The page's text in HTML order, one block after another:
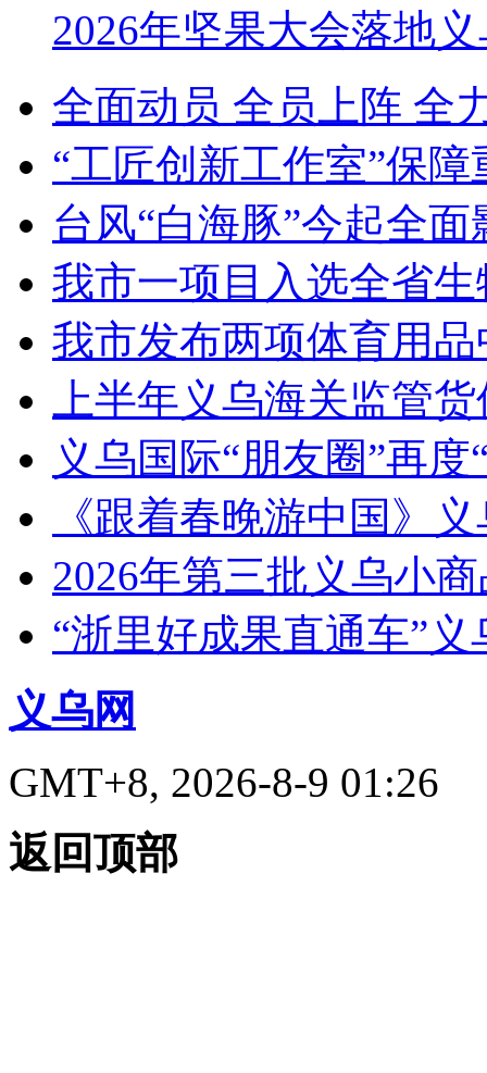
2026年坚果大会落地
全面动员 全员上阵 全
“工匠创新工作室”保
台风“白海豚”今起全面
我市一项目入选全省
我市发布两项体育用
上半年义乌海关监管
义乌国际“朋友圈”再度
《跟着春晚游中国》
2026年第三批义乌小
“浙里好成果直通车”
义乌网
GMT+8, 2026-8-9 01:26
返回顶部